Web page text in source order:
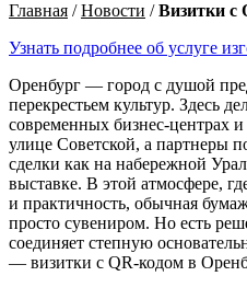
Главная /Новости /Визитки с
Узнать подробнее об услуге
Оренбург — город с душой
перекрестьем культур. Здесь
современных бизнес-центрах
улице Советской, а партнеры
сделки как на набережной
выставке. В этой атмосфере,
и практичность, обычная
просто сувениром. Но есть
соединяет степную
— визитки с QR-кодом в